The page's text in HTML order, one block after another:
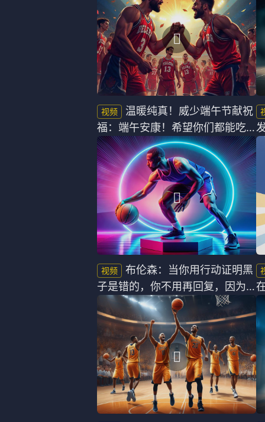
温暖纯真！威少端午节献祝
福：端午安康！希望你们都能吃
上粽子
布伦森：当你用行动证明黑
子是错的，你不用再回复，因为
他们不配听